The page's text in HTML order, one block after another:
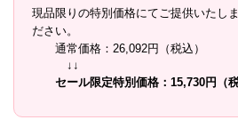
現品限りの特別価格にてご提供いたし
ださい。
通常価格：26,092円（税込）
↓↓
セール限定特別価格：15,730円（税